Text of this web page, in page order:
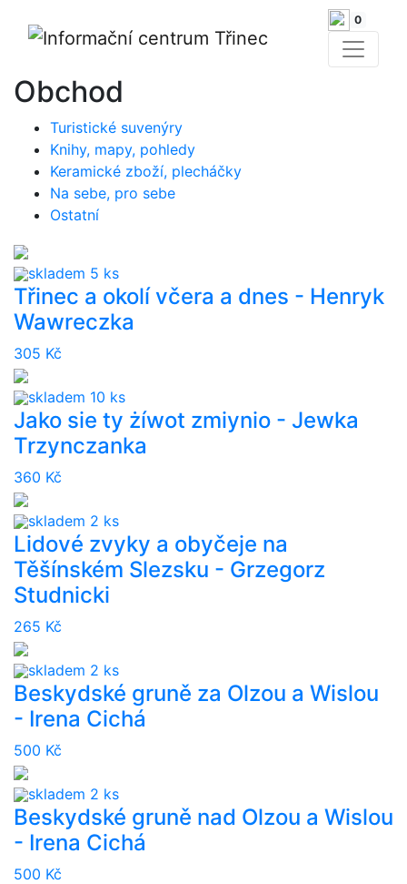
0
Obchod
Turistické suvenýry
Knihy, mapy, pohledy
Keramické zboží, plecháčky
Na sebe, pro sebe
Ostatní
skladem 5 ks
Třinec a okolí včera a dnes - Henryk
Wawreczka
305 Kč
skladem 10 ks
Jako sie ty żíwot zmiynio - Jewka
Trzynczanka
360 Kč
skladem 2 ks
Lidové zvyky a obyčeje na
Těšínském Slezsku - Grzegorz
Studnicki
265 Kč
skladem 2 ks
Beskydské gruně za Olzou a Wislou
- Irena Cichá
500 Kč
skladem 2 ks
Beskydské gruně nad Olzou a Wislou
- Irena Cichá
500 Kč